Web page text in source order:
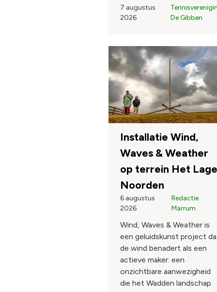
7 augustus
2026
De Gibben
Installatie Wind,
Waves & Weather
op terrein Het Lage
Noorden
6 augustus
2026
Redactie
Marrum
Wind, Waves & Weather is
een geluidskunst project
de wind benadert als een
actieve maker: een
onzichtbare aanwezigheid
die het Wadden landschap